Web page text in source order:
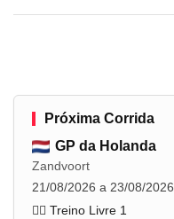
Próxima Corrida
GP da Holanda
Zandvoort
21/08/2026 a 23/08/2026
🏋️‍♂️ Treino Livre 1